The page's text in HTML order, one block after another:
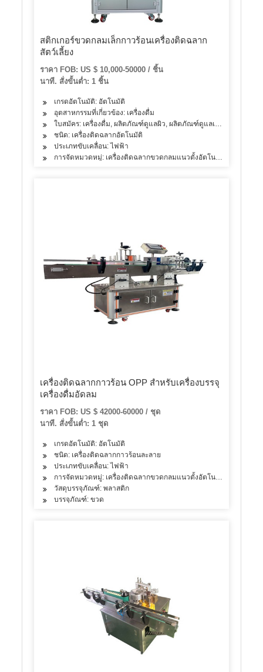
สติกเกอร์ขวดกลมเล็กกาวร้อนเครื่องติดฉลาก
สัตว์เลี้ยง
ราคา FOB: US $ 10,000-50000 / ชิ้น
นาที. สั่งขั้นต่ำ: 1 ชิ้น
เกรดอัตโนมัติ: อัตโนมัติ
อุตสาหกรรมที่เกี่ยวข้อง: เครื่องดื่ม
ใบสมัคร: เครื่องดื่ม, ผลิตภัณฑ์ดูแลผิว, ผลิตภัณฑ์ดูแลเส้นผม, น้ำมัน,
ชนิด: เครื่องติดฉลากอัตโนมัติ
ประเภทขับเคลื่อน: ไฟฟ้า
การจัดหมวดหมู่: เครื่องติดฉลากขวดกลมแนวตั้งอัตโนมัติ
เครื่องติดฉลากกาวร้อน OPP สำหรับเครื่องบรรจุ
เครื่องดื่มอัดลม
ราคา FOB: US $ 42000-60000 / ชุด
นาที. สั่งขั้นต่ำ: 1 ชุด
เกรดอัตโนมัติ: อัตโนมัติ
ชนิด: เครื่องติดฉลากกาวร้อนละลาย
ประเภทขับเคลื่อน: ไฟฟ้า
การจัดหมวดหมู่: เครื่องติดฉลากขวดกลมแนวตั้งอัตโนมัติ
วัสดุบรรจุภัณฑ์: พลาสติก
บรรจุภัณฑ์: ขวด